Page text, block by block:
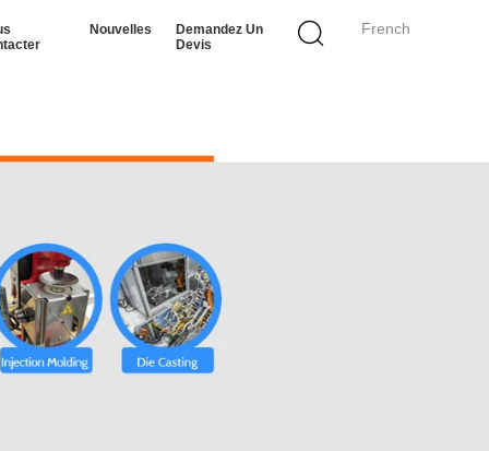
French
Nouvelles
Demandez Un
Devis